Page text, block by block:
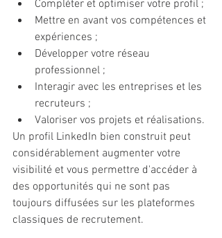
Compléter et optimiser votre profil ;
Mettre en avant vos compétences et
expériences ;
Développer votre réseau
professionnel ;
Interagir avec les entreprises et les
recruteurs ;
Valoriser vos projets et réalisations.
Un profil LinkedIn bien construit peut
considérablement augmenter votre
visibilité et vous permettre d'accéder à
des opportunités qui ne sont pas
toujours diffusées sur les plateformes
classiques de recrutement.